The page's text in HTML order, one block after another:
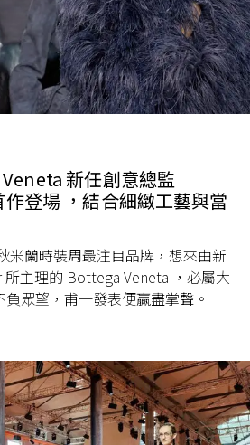
新任創意總監
登場 ，結合細緻工藝與當
米蘭時裝周最注目品牌，想來由新
主理的 Bottega Veneta ，必屬大
眾望，甫一發表便贏盡掌聲。